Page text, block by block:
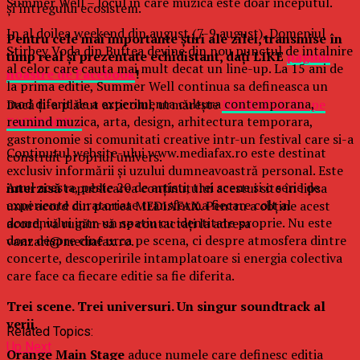
şi întregului ecosistem.
Pentru cele mai importante ştiri ale zilei, transmise în
timp real şi prezentate echidistant, daţi LIKEpaginii
noastre de Facebook!
Dacă ţi-a plăcut articolul, urmăreşteMEDIAFAX.RO pe
FACEBOOK »
Conținutul website-ului www.mediafax.ro este destinat
exclusiv informării și uzului dumneavoastră personal. Este
interzisărepublicarea conținutului acestui site în lipsa
unui acord din partea MEDIAFAX. Pentru a obține acest
acord, vă rugăm să ne contactați la adresa
vanzari@mediafax.ro.
Related Topics:
Up Next
In al doilea weekend din august (7-9 august), Domeniul
Stirbey Voda din Buftea devine din nou punctul de intalnire
al celor care cauta mai mult decat un line-up. La 15 ani de
la prima editie, Summer Well continua sa defineasca un
mod diferit de a experimenta cultura contemporana,
reunind muzica, arta, design, arhitectura temporara,
gastronomie si comunitati creative intr-un festival care si-a
construit propriul univers.
Anul acesta, peste 20 de artisti, trei scene si o serie de
experiente curatoriate transforma fiecare colt al
domeniului intr-un spatiu cu identitate proprie. Nu este
doar despre cine urca pe scena, ci despre atmosfera dintre
concerte, descoperirile intamplatoare si energia colectiva
care face ca fiecare editie sa fie diferita.
Trei scene. Trei universuri. Un singur soundtrack al
verii.
Orange Main Stage aduce numele care definesc editia